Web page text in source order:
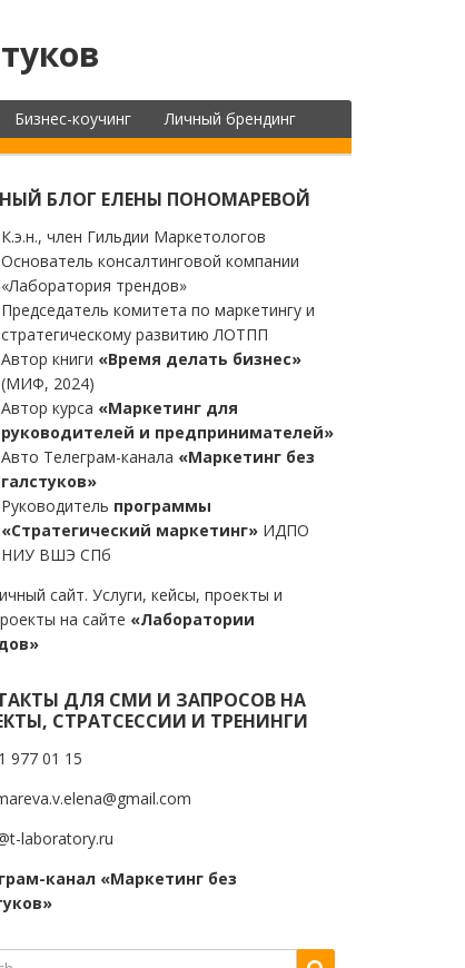
Бизнес-коучинг Личный брендинг
БЛОГ ЕЛЕНЫ ПОНОМАРЕВОЙ
К.э.н., член Гильдии Маркетологов
Основатель консалтинговой компании
«Лаборатория трендов»
Председатель комитета по маркетингу и
стратегическому развитию ЛОТПП
Автор книги «Время делать бизнес»
(МИФ, 2024)
Автор курса «Маркетинг для
руководителей и предпринимателей»
Авто Телеграм-канала «Маркетинг без
галстуков»
Руководитель программы
«Стратегический маркетинг» ИДПО
НИУ ВШЭ СПб
сайт. Услуги, кейсы, проекты и
на сайте «Лаборатории
ДЛЯ СМИ И ЗАПРОСОВ НА
СТРАТСЕССИИ И ТРЕНИНГИ
977 01 15
laboratory.ru
канал «Маркетинг без